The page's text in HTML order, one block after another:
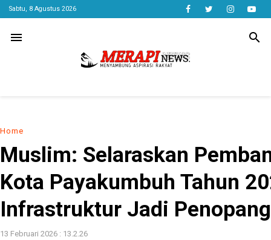
Sabtu, 8 Agustus 2026
menu search
Home
Muslim: Selaraskan
Kota Payakumbuh Tahun
Infrastruktur Jadi
13 Februari 2026 : 13.2.26